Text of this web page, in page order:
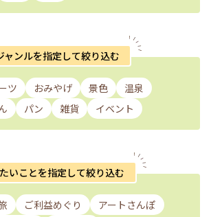
ャンルを指定して絞り込む
ツ おみやげ 景色
温泉
パン 雑貨 イベント
いことを指定して絞り込む
ご利益めぐり
アートさんぽ